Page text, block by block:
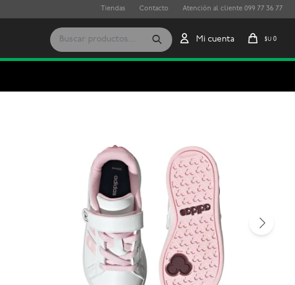
$U 0
Tiendas Contacto Atención al cliente 099 77 36 77